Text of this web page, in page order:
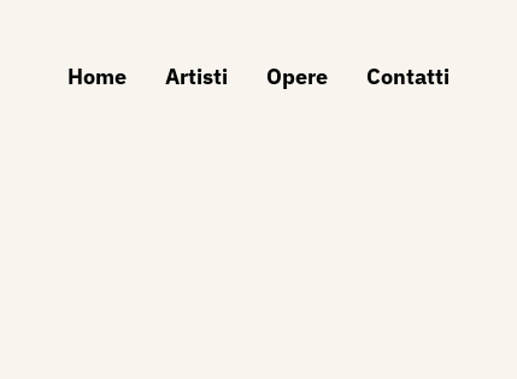
Home Artisti Opere Contatti